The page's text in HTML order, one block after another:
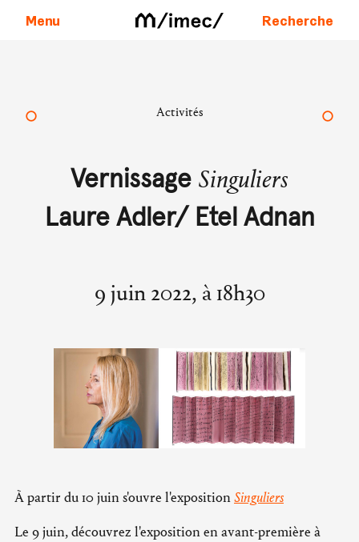
Menu Recherche
Activités
Vernissage Singuliers
Laure Adler/ Etel Adnan
9 juin 2022, à 18h30
À partir du 10 juin s'ouvre l'expositionSinguliers
Le 9 juin, découvrez l'exposition en avant-première à